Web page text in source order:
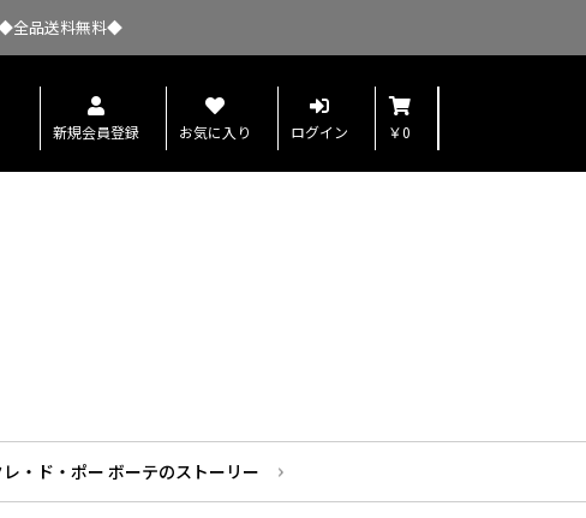
◆全品送料無料◆
新規会員登録 お気に入り ログイン ￥0
レ・ド・ポー ボーテのストーリー